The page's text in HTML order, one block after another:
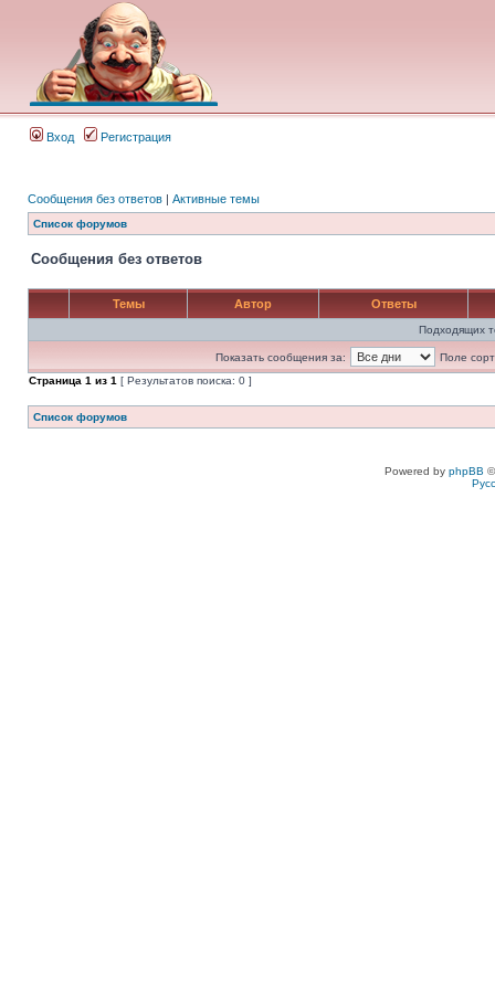
Вход Регистрация
Сообщения без ответов | Активные темы
Список форумов
Сообщения без ответов
Темы Автор Ответы
Подходящих
Показать сообщения за:
Поле
Страница 1 из 1 [ Результатов поиска: 0 ]
Список форумов
Powered by phpBB